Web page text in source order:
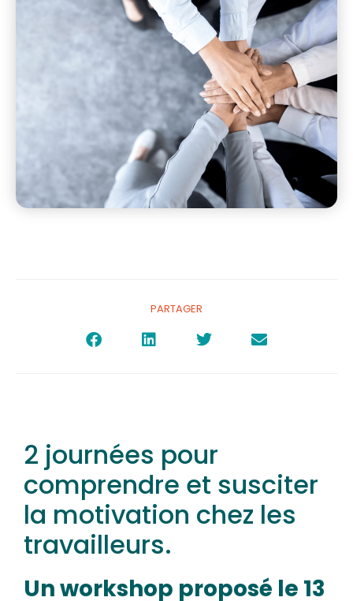
PARTAGER
2 journées pour
comprendre et susciter
la motivation chez les
travailleurs.
Un workshop proposé le 13